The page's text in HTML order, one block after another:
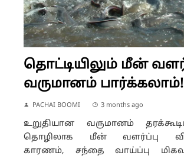
தொட்டியிலும் மீன்
வருமானம் பார்க்கலாம்!
PACHAI BOOMI 3 months ago
உறுதியான வருமானம்
தொழிலாக மீன் வளர்ப்பு
காரணம், சந்தை வாய்ப்பு